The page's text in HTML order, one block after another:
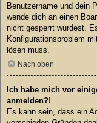
Benutzername und dein
wende dich an einen
nicht gesperrt wurdest.
Konfigurationsproblem
lösen muss.
Nach oben
Ich habe mich vor
anmelden?!
Es kann sein, dass ein